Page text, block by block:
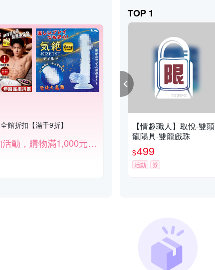
全館折扣【滿千9折】
滿額折扣活動，購物滿1,000元打9折。
TOP 1
【情趣職人】取悅-雙頭
龍陽具-雙龍戲珠
$499
活動 券